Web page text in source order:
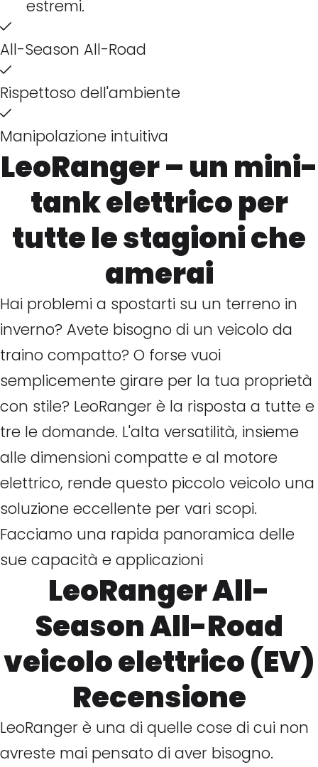
estremi.
All-Season All-Road
Rispettoso dell'ambiente
Manipolazione intuitiva
LeoRanger – un mini-
tank elettrico per
tutte le stagioni che
amerai
Hai problemi a spostarti su un terreno in
inverno? Avete bisogno di un veicolo da
traino compatto? O forse vuoi
semplicemente girare per la tua proprietà
con stile? LeoRanger è la risposta a tutte e
tre le domande. L'alta versatilità, insieme
alle dimensioni compatte e al motore
elettrico, rende questo piccolo veicolo una
soluzione eccellente per vari scopi.
Facciamo una rapida panoramica delle
sue capacità e applicazioni
LeoRanger All-
Season All-Road
veicolo elettrico (EV)
Recensione
LeoRanger è una di quelle cose di cui non
avreste mai pensato di aver bisogno.